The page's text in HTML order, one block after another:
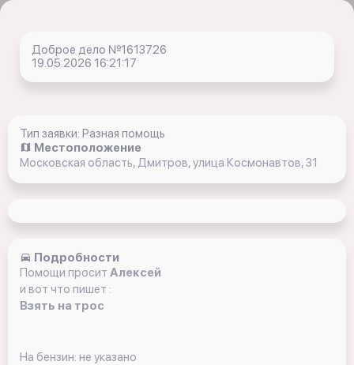
Доброе дело №1613726
19.05.2026 16:21:17
Тип заявки: Разная помощь
Местоположение
Московская область, Дмитров, улица Космонавтов, 31
Подробности
Помощи просит Алексей
и вот что пишет :
Взять на трос
На бензин: не указано